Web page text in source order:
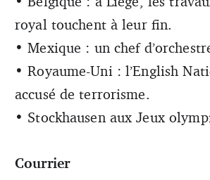
royal touchent à leur fin.
• Mexique : un chef
• Royaume-Uni : l’English
accusé de terrorisme.
• Stockhausen aux Jeux
Courrier